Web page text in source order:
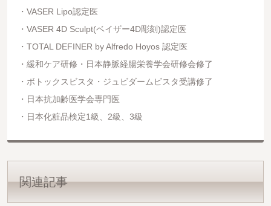
VASER Lipo認定医
VASER 4D Sculpt(ベイザー4D彫刻)認定医
TOTAL DEFINER by Alfredo Hoyos 認定医
緩和ケア研修・日本静脈経腸栄養学会研修会修了
ボトックスビスタ・ジュビダームビスタ受講修了
日本抗加齢医学会専門医
日本化粧品検定1級、2級、3級
関連記事